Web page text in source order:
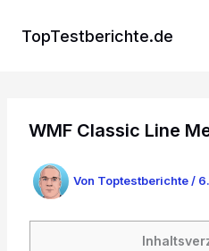
InhaltTopTestberichte.de
WMF Classic Line
Von Toptestberichte /